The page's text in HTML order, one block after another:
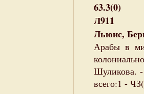
63.3(0)
Л911
Льюис,
Арабы в
Шуликова.
всего:1 -